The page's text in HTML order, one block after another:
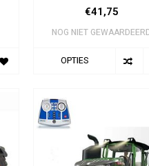
€41,75
NOG NIET
OPTIES